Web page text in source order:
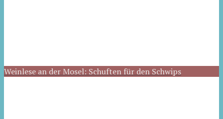
Weinlese an der Mosel: Schuften für den Schwips